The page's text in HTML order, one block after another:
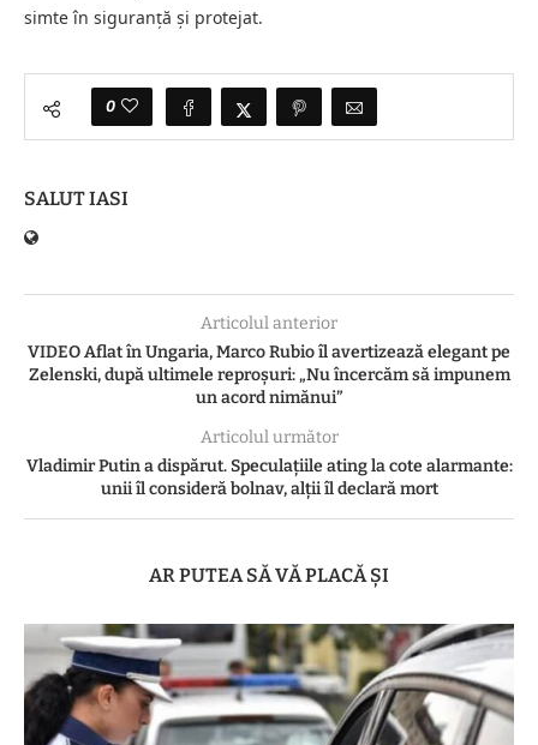
simte în siguranță și protejat.
0
SALUT IASI
Articolul anterior
VIDEO Aflat în Ungaria, Marco Rubio îl avertizează elegant pe
Zelenski, după ultimele reproșuri: „Nu încercăm să impunem
un acord nimănui”
Articolul următor
Vladimir Putin a dispărut. Speculațiile ating la cote alarmante:
unii îl consideră bolnav, alții îl declară mort
AR PUTEA SĂ VĂ PLACĂ ȘI